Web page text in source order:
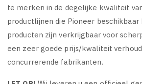
te merken in de degelijke kwaliteit
productlijnen die Pioneer beschikbaar
producten zijn verkrijgbaar voor
een zeer goede prijs/kwaliteit
concurrerende fabrikanten.